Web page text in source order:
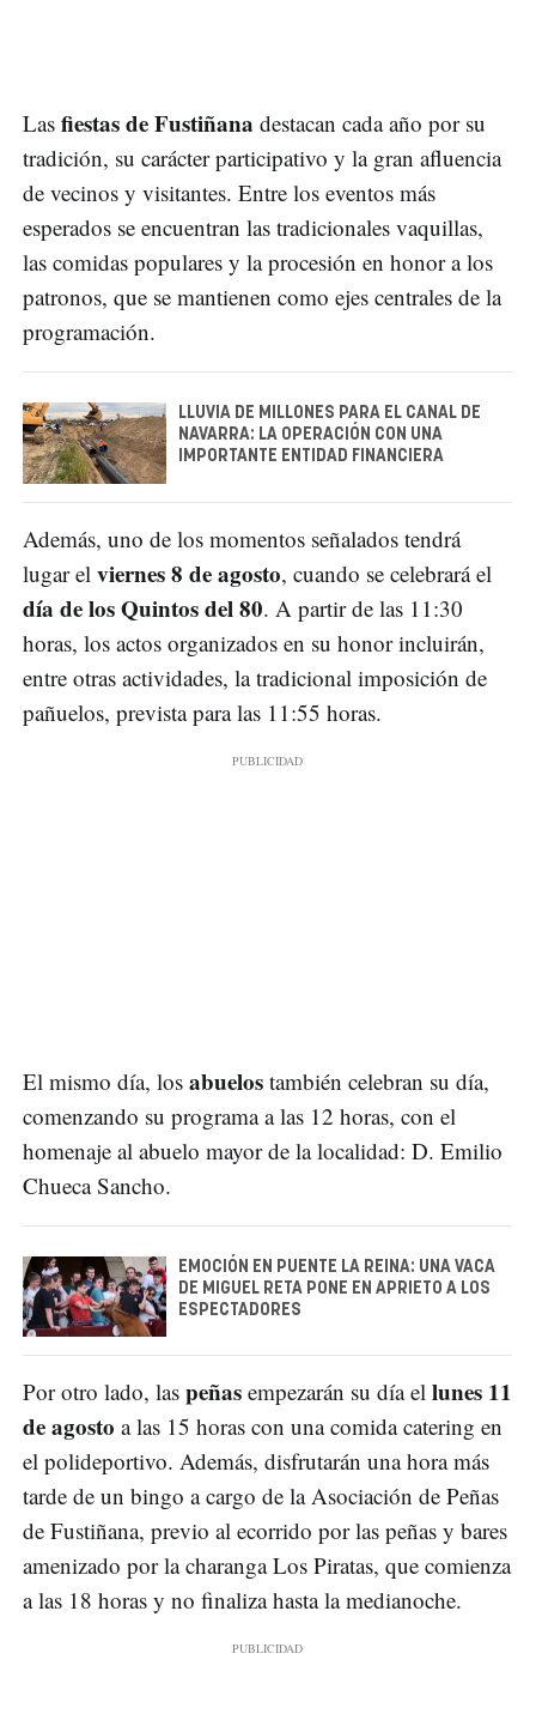
Las fiestas de Fustiñana destacan cada año por su
tradición, su carácter participativo y la gran afluencia
de vecinos y visitantes. Entre los eventos más
esperados se encuentran las tradicionales vaquillas,
las comidas populares y la procesión en honor a los
patronos, que se mantienen como ejes centrales de la
programación.
LLUVIA DE MILLONES PARA EL CANAL DE
NAVARRA: LA OPERACIÓN CON UNA
IMPORTANTE ENTIDAD FINANCIERA
Además, uno de los momentos señalados tendrá
lugar el viernes 8 de agosto, cuando se celebrará el
día de los Quintos del 80. A partir de las 11:30
horas, los actos organizados en su honor incluirán,
entre otras actividades, la tradicional imposición de
pañuelos, prevista para las 11:55 horas.
El mismo día, los abuelos también celebran su día,
comenzando su programa a las 12 horas, con el
homenaje al abuelo mayor de la localidad: D. Emilio
Chueca Sancho.
EMOCIÓN EN PUENTE LA REINA: UNA VACA
DE MIGUEL RETA PONE EN APRIETO A LOS
ESPECTADORES
Por otro lado, las peñas empezarán su día el lunes 11
de agosto a las 15 horas con una comida catering en
el polideportivo. Además, disfrutarán una hora más
tarde de un bingo a cargo de la Asociación de Peñas
de Fustiñana, previo al ecorrido por las peñas y bares
amenizado por la charanga Los Piratas, que comienza
a las 18 horas y no finaliza hasta la medianoche.